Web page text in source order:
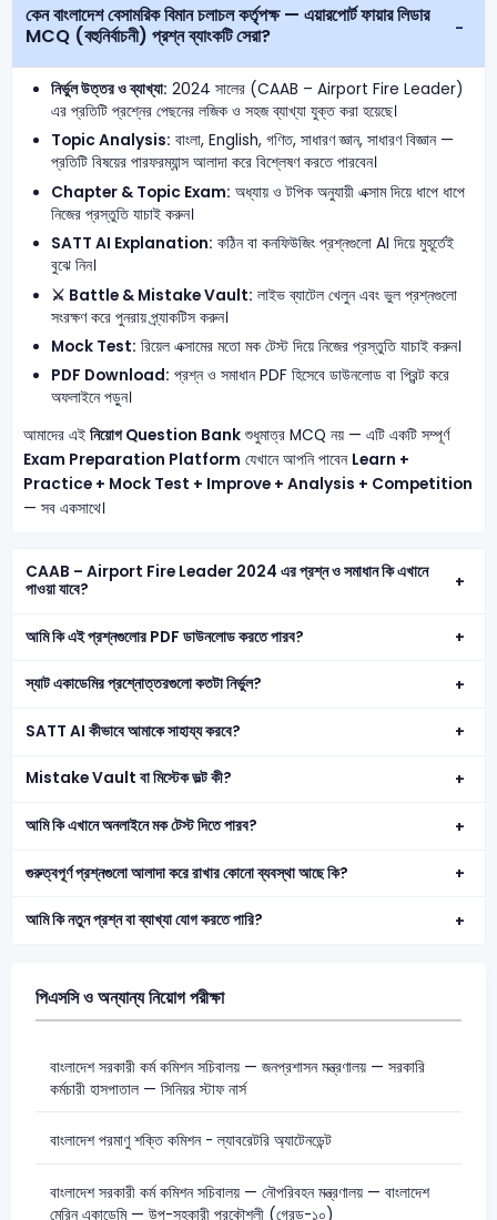
কেন বাংলাদেশ বেসামরিক বিমান চলাচল কর্তৃপক্ষ — এয়ারপোর্ট ফায়ার লিডার
MCQ (বহুনির্বাচনী) প্রশ্ন ব্যাংকটি সেরা?
নির্ভুল উত্তর ও ব্যাখ্যা: 2024 সালের (CAAB – Airport Fire Leader)
এর প্রতিটি প্রশ্নের পেছনের লজিক ও সহজ ব্যাখ্যা যুক্ত করা হয়েছে।
Topic Analysis: বাংলা, English, গণিত, সাধারণ জ্ঞান, সাধারণ বিজ্ঞান —
প্রতিটি বিষয়ের পারফরম্যান্স আলাদা করে বিশ্লেষণ করতে পারবেন।
Chapter & Topic Exam: অধ্যায় ও টপিক অনুযায়ী এক্সাম দিয়ে ধাপে ধাপে
নিজের প্রস্তুতি যাচাই করুন।
SATT AI Explanation: কঠিন বা কনফিউজিং প্রশ্নগুলো AI দিয়ে মুহূর্তেই
বুঝে নিন।
⚔️ Battle & Mistake Vault: লাইভ ব্যাটেল খেলুন এবং ভুল প্রশ্নগুলো
সংরক্ষণ করে পুনরায় প্র্যাকটিস করুন।
Mock Test: রিয়েল এক্সামের মতো মক টেস্ট দিয়ে নিজের প্রস্তুতি যাচাই করুন।
PDF Download: প্রশ্ন ও সমাধান PDF হিসেবে ডাউনলোড বা প্রিন্ট করে
অফলাইনে পড়ুন।
আমাদের এই নিয়োগ Question Bankশুধুমাত্র MCQ নয় — এটি একটি সম্পূর্ণ
Exam Preparation Platform যেখানে আপনি পাবেন Learn +
Practice + Mock Test + Improve + Analysis + Competition
— সব একসাথে।
CAAB – Airport Fire Leader 2024 এর প্রশ্ন ও সমাধান কি এখানে
পাওয়া যাবে?
আমি কি এই প্রশ্নগুলোর PDF ডাউনলোড করতে পারব?
স্যাট একাডেমির প্রশ্নোত্তরগুলো কতটা নির্ভুল?
SATT AI কীভাবে আমাকে সাহায্য করবে?
Mistake Vault বা মিস্টেক ভল্ট কী?
আমি কি এখানে অনলাইনে মক টেস্ট দিতে পারব?
গুরুত্বপূর্ণ প্রশ্নগুলো আলাদা করে রাখার কোনো ব্যবস্থা আছে কি?
আমি কি নতুন প্রশ্ন বা ব্যাখ্যা যোগ করতে পারি?
পিএসসি ও অন্যান্য নিয়োগ পরীক্ষা
বাংলাদেশ সরকারী কর্ম কমিশন সচিবালয় — জনপ্রশাসন মন্ত্রণালয় — সরকারি
কর্মচারী হাসপাতাল — সিনিয়র স্টাফ নার্স
বাংলাদেশ পরমাণু শক্তি কমিশন - ল্যাবরেটরি অ্যাটেনডেন্ট
বাংলাদেশ সরকারী কর্ম কমিশন সচিবালয় — নৌপরিবহন মন্ত্রণালয় — বাংলাদেশ
মেরিন একাডেমি — উপ-সহকারী প্রকৌশলী (গ্রেড-১০)